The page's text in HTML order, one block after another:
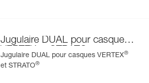
Jugulaire DUAL pour casques
VERTEX et STRATO
Jugulaire DUAL pour casques VERTEX®
et STRATO®